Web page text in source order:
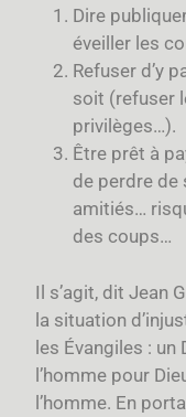
Dire
éveiller les
Refuser d’y
soit (refuser
privilèges…).
Être prêt à
de perdre de
amitiés…
des coups…
Il s’agit, dit Jean
la situation
les Évangiles : un
l’homme pour
l’homme. En